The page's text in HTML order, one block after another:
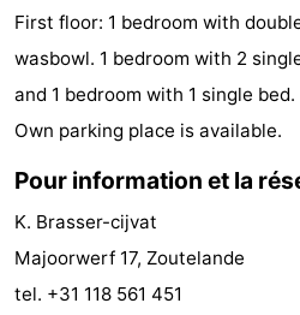
Duin
Voir
Musées
-
First floor: 1 bedroom with
wasbowl. 1 bedroom with 2
and 1 bedroom with 1 single bed.
Own parking place is available.
Pour information et la
K. Brasser-cijvat
Majoorwerf 17, Zoutelande
tel. +31 118 561 451